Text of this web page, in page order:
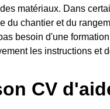
matériaux. Dans
du chantier et du
besoin d'une
les instructions et
CV